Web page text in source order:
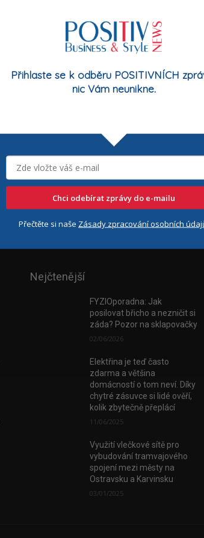
Nejčtenější
FYZIOporadna: Jak
posilovat břicho a nezničit si
záda? Pozor na sklapovačky
02/06/2026
Elektřina je teď často
zdarma a většina
domácností o tom neví. Díky
chytré zásuvce si lidé ověří,
kolik zbytečně přeplácí
11/06/2025
Využití vlečkové sítě pro
vybudování tramvajového
spojení mezi městy na
Ostravsku a Karvinsku
03/01/2025
Přihlaste se k odběru POSITIVNÍCH
nic Vám neunikne.
Chci odebírat zprávy do e-mailu
Přečtěte si naše Zásady zpracování osobních